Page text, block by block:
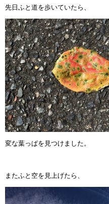
先日ふと道を歩いていたら、
変な葉っぱを見つけました。
またふと空を見上げたら、